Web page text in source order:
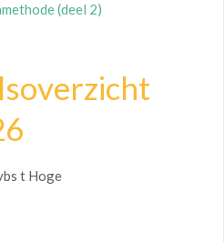
(deel 2)